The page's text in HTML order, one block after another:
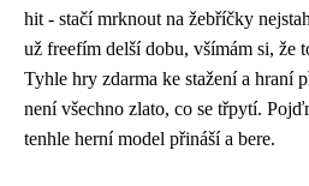
hit - stačí mrknout na žebříčky
už freefím delší dobu, všímám si, že
Tyhle hry zdarma ke stažení a hraní
není všechno zlato, co se třpytí.
tenhle herní model přináší a bere.